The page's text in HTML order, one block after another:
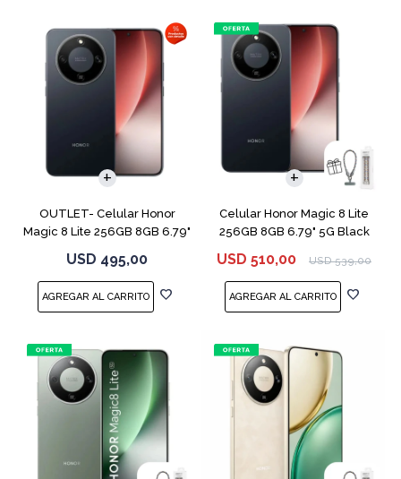
OUTLET- Celular Honor
Magic 8 Lite 256GB 8GB 6.79"
USD 495,00
Celular Honor Magic 8 Lite
256GB 8GB 6.79" 5G Black
USD 510,00 USD 539,00
COMPARAR
COMPARAR COMPARAR